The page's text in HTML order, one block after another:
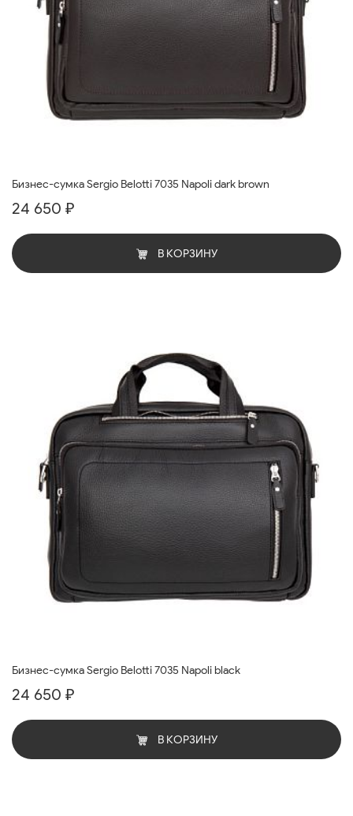
Бизнес-сумка Sergio Belotti 7035 Napoli dark brown
24 650 ₽
В КОРЗИНУ
Бизнес-сумка Sergio Belotti 7035 Napoli black
24 650 ₽
В КОРЗИНУ